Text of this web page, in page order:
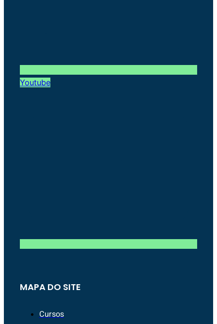
Youtube
MAPA DO SITE
Cursos